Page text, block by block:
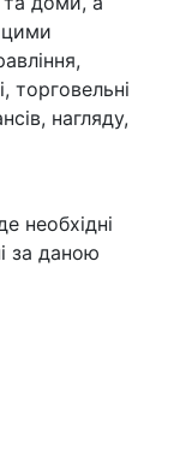
цими
торговельні
нагляду,
необхідні
за даною